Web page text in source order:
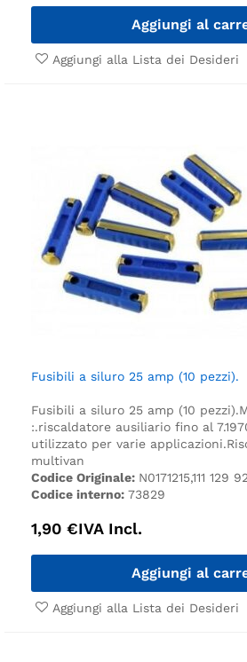
Aggiungi al
Aggiungi alla Lista dei Desideri
Fusibili a siluro 25 amp (10 pezzi).
Fusibili a siluro 25 amp (10 pezzi).
:.riscaldatore ausiliario fino al
utilizzato per varie applicazioni.
multivan
Codice Originale: N0171215,111 129
Codice interno: 73829
1,90 €IVA Incl.
Aggiungi al
Aggiungi alla Lista dei Desideri